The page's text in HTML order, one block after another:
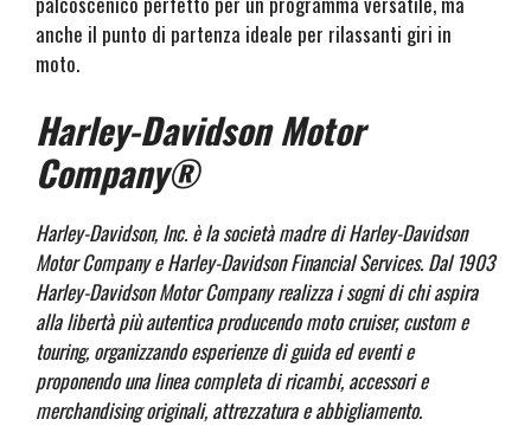
anche il punto di partenza ideale per rilassanti giri in
moto.
Harley-Davidson Motor
Company®
Harley-Davidson, Inc. è la società madre di Harley-Davidson
Motor Company e Harley-Davidson Financial Services. Dal 1903
Harley-Davidson Motor Company realizza i sogni di chi aspira
alla libertà più autentica producendo moto cruiser, custom e
touring, organizzando esperienze di guida ed eventi e
proponendo una linea completa di ricambi, accessori e
merchandising originali, attrezzatura e abbigliamento.